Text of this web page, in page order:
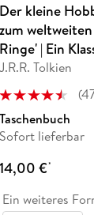
Der kleine
zum
Ringe' | Ein
J.R.R. Tolkien
(
Taschenbuch
Sofort lieferbar
14,00 €*
Ein weiteres